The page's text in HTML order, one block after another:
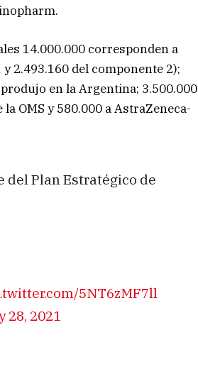
14.000.000 corresponden a
2.493.160 del componente 2);
en la Argentina; 3.500.000
OMS y 580.000 a AstraZeneca-
del Plan Estratégico de
5NT6zMF7ll
28, 2021